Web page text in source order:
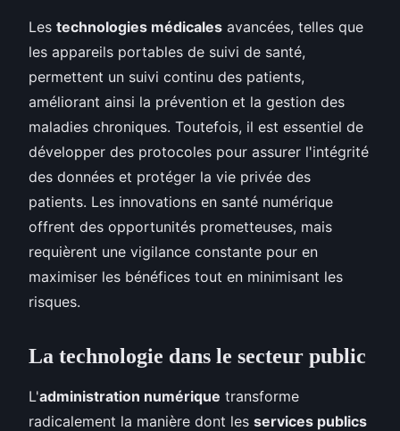
Les technologies médicales avancées, telles que
les appareils portables de suivi de santé,
permettent un suivi continu des patients,
améliorant ainsi la prévention et la gestion des
maladies chroniques. Toutefois, il est essentiel de
développer des protocoles pour assurer l'intégrité
des données et protéger la vie privée des
patients. Les innovations en santé numérique
offrent des opportunités prometteuses, mais
requièrent une vigilance constante pour en
maximiser les bénéfices tout en minimisant les
risques.
La technologie dans le secteur public
L'administration numérique transforme
radicalement la manière dont les services publics